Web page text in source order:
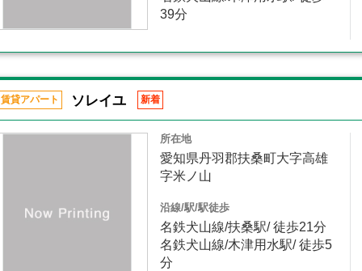
39分
賃貸アパート ソレイユ 新着
所在地
愛知県丹羽郡扶桑町大字高雄
字米ノ山
沿線/駅/駅徒歩
名鉄犬山線/扶桑駅/ 徒歩21分
名鉄犬山線/木津用水駅/ 徒歩5
分